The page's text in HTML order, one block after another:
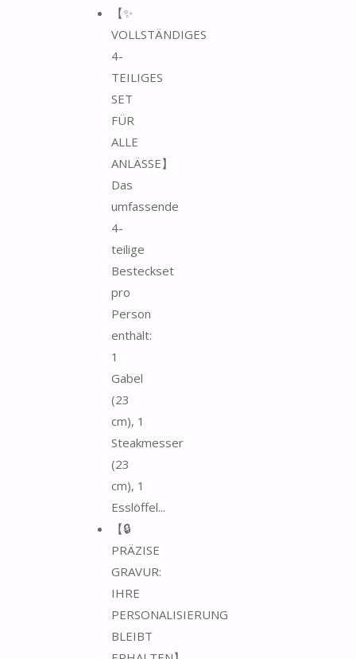
【✨
VOLLSTÄNDIGES
4-
TEILIGES
SET
FÜR
ALLE
ANLÄSSE】
Das
umfassende
4-
teilige
Besteckset
pro
Person
enthält:
1
Gabel
(23
cm), 1
Steakmesser
(23
cm), 1
Esslöffel...
【🔒
PRÄZISE
GRAVUR:
IHRE
PERSONALISIERUNG
BLEIBT